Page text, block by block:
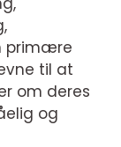
primære
til at
om deres
og